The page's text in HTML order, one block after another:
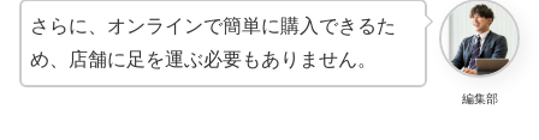
編集部
さらに、オンラインで簡単に購入できるた
め、店舗に足を運ぶ必要もありません。